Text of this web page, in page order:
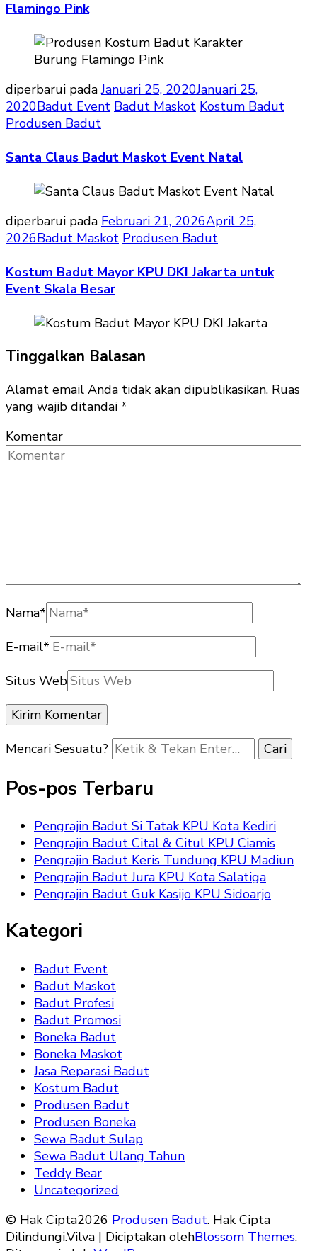
Flamingo Pink
diperbarui padaJanuari 25, 2020Januari 25,
2020Badut Event Badut Maskot Kostum Badut
Produsen Badut
Santa Claus Badut Maskot Event Natal
diperbarui pada Februari 21, 2026April 25,
2026Badut Maskot Produsen Badut
Kostum Badut Mayor KPU DKI Jakarta untuk
Event Skala Besar
Tinggalkan Balasan
Alamat email Anda tidak akan dipublikasikan. Ruas
yang wajib ditandai *
Komentar
Nama*
E-mail*
Situs Web
Mencari Sesuatu?
Pos-pos Terbaru
Pengrajin Badut Si Tatak KPU Kota Kediri
Pengrajin Badut Cital & Citul KPU Ciamis
Pengrajin Badut Keris Tundung KPU Madiun
Pengrajin Badut Jura KPU Kota Salatiga
Pengrajin Badut Guk Kasijo KPU Sidoarjo
Kategori
Badut Event
Badut Maskot
Badut Profesi
Badut Promosi
Boneka Badut
Boneka Maskot
Jasa Reparasi Badut
Kostum Badut
Produsen Badut
Produsen Boneka
Sewa Badut Sulap
Sewa Badut Ulang Tahun
Teddy Bear
Uncategorized
© Hak Cipta2026 Produsen Badut. Hak Cipta
Dilindungi.Vilva | Diciptakan olehBlossom Themes.